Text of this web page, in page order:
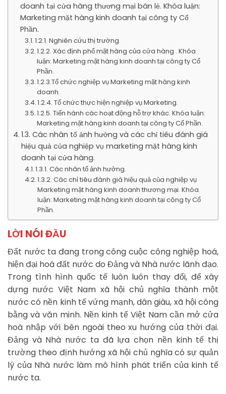
doanh tại cửa hàng thương mại bán lẻ. Khóa luận:
Marketing mặt hàng kinh doanh tại công ty Cổ
Phần.
1.2.1. Nghiên cứu thị trường.
1.2.2. Xác định phổ mặt hàng của cửa hàng . Khóa
luận: Marketing mặt hàng kinh doanh tại công ty Cổ
Phần.
1.2.3.Tổ chức nghiệp vụ Marketing mặt hàng kinh
doanh.
1.2.4. Tổ chức thực hiện nghiệp vụ Marketing.
1.2.5. Tiến hành các hoạt động hỗ trợ khác. Khóa luận:
Marketing mặt hàng kinh doanh tại công ty Cổ Phần.
1.3. Các nhân tố ảnh hưởng và các chỉ tiêu đánh giá
hiệu quả của nghiệp vụ marketing mặt hàng kinh
doanh tại cửa hàng.
1.3.1. Các nhân tố ảnh hưởng.
1.3.2. Các chỉ tiêu đánh giá hiệu quả của nghiệp vụ
Marketing mặt hàng kinh doanh thương mại. Khóa
luận: Marketing mặt hàng kinh doanh tại công ty Cổ
Phần.
LỜI NÓI ĐẦU
Đất nước ta đang trong công cuộc công nghiệp hoá,
hiện đại hoá đất nước do Đảng và Nhà nước lãnh đạo.
Trong tình hình quốc tế luôn luôn thay đổi, để xây
dựng nước Việt Nam xã hội chủ nghĩa thành một
nước có nền kinh tế vứng mạnh, dân giàu, xã hội công
bằng và văn minh. Nền kinh tế Việt Nam cần mở cửa
hoà nhập với bên ngoài theo xu hướng của thời đại.
Đảng và Nhà nước ta đã lựa chọn nền kinh tế thị
trường theo định hướng xã hội chủ nghĩa có sự quản
lý của Nhà nước làm mô hình phát triển của kinh tế
nước ta.